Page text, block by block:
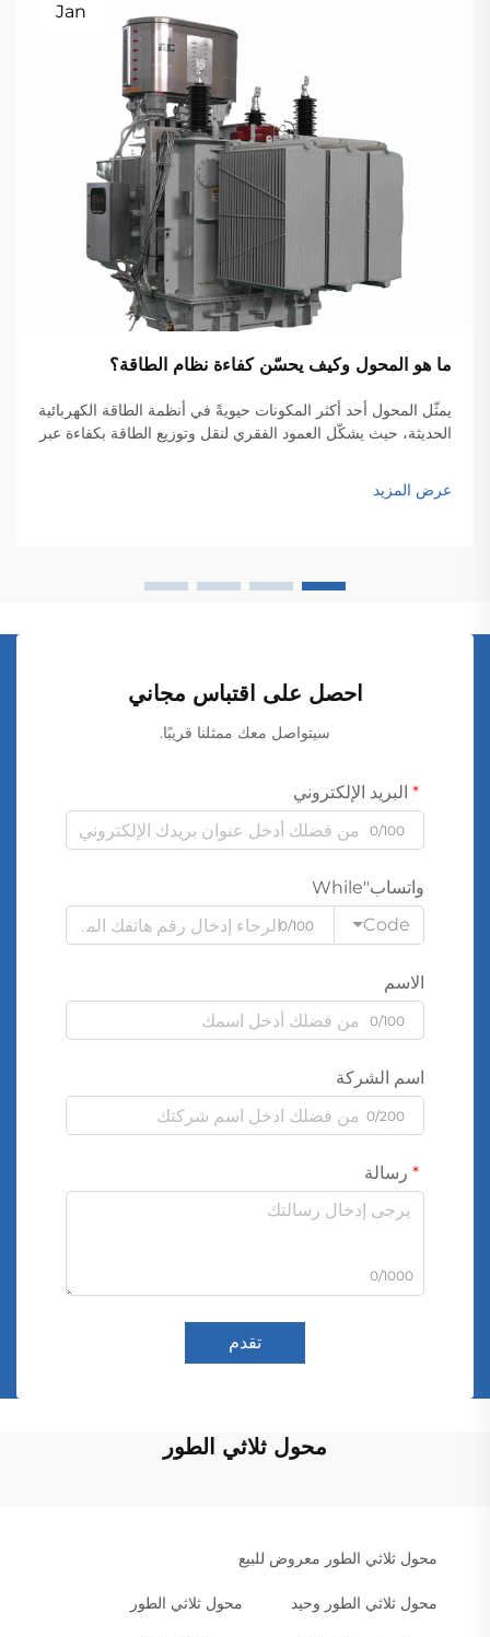
Jan
ما هو المحول وكيف يحسّن كفاءة نظام الطاقة؟
يمثّل المحول أحد أكثر المكونات حيويةً في أنظمة الطاقة الكهربائية
الحديثة، حيث يشكّل العمود الفقري لنقل وتوزيع الطاقة بكفاءة عبر
السلس للجهد الكهربائي بين المستويات المختلفة...
عرض المزيد
احصل على اقتباس مجاني
سيتواصل معك ممثلنا قريبًا.
البريد الإلكتروني
0/100
واتساب"While
Code
0/100
الاسم
0/100
اسم الشركة
0/200
رسالة
0/1000
تقدم
محول ثلاثي الطور
محول ثلاثي الطور معروض للبيع
محول ثلاثي الطور وحيد محول ثلاثي الطور